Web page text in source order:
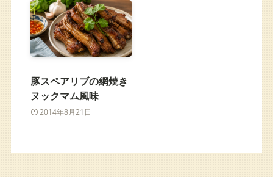
豚スペアリブの網焼き
ヌックマム風味
2014年8月21日